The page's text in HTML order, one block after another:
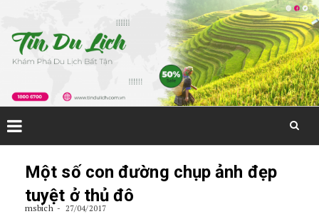
Một số con đường chụp ảnh đẹp
tuyệt ở thủ đô
msbich 27/04/2017